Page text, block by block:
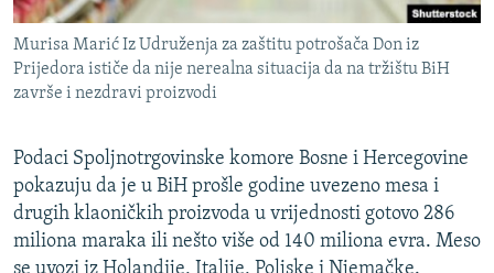
Murisa Marić Iz Udruženja za zaštitu potrošača Don iz
Prijedora ističe da nije nerealna situacija da na tržištu BiH
završe i nezdravi proizvodi
Podaci Spoljnotrgovinske komore Bosne i Hercegovine
pokazuju da je u BiH prošle godine uvezeno mesa i
drugih klaoničkih proizvoda u vrijednosti gotovo 286
miliona maraka ili nešto više od 140 miliona evra. Meso